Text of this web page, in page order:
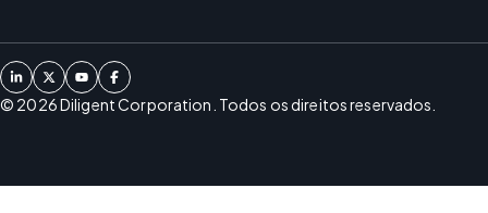
© 2026Diligent Corporation. Todos os direitos reservados.